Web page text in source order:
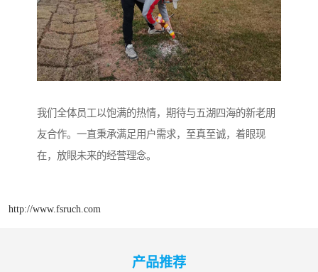
我们全体员工以饱满的热情，期待与五湖四海的新老朋
友合作。一直秉承满足用户需求，至真至诚，着眼现
在，放眼未来的经营理念。
http://www.fsruch.com
产品推荐